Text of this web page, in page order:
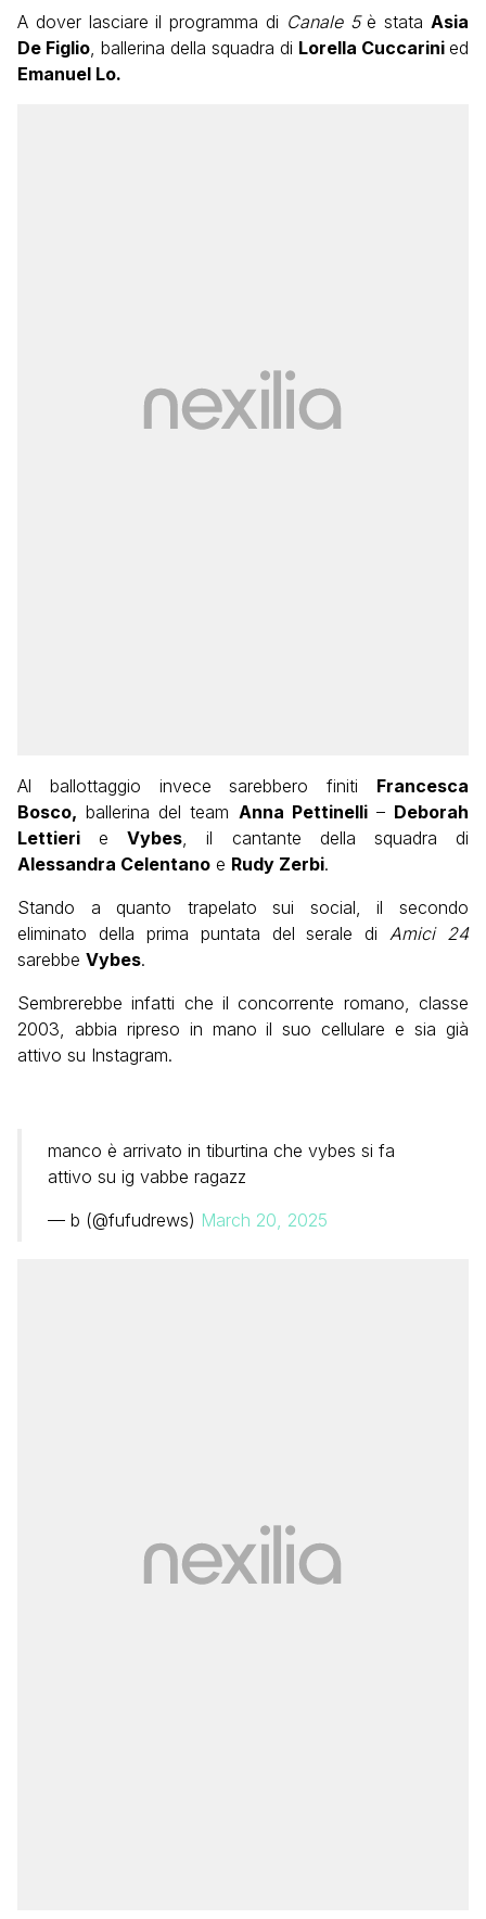
A dover lasciare il programma di Canale 5è stata Asia
De Figlio , ballerina della squadra di Lorella Cuccarini ed
Emanuel Lo.
Al ballottaggio invece sarebbero finiti Francesca
Bosco, ballerina del team Anna Pettinelli– Deborah
Lettieri eVybes , il cantante della squadra di
Alessandra Celentano e Rudy Zerbi.
Stando a quanto trapelato sui social, il secondo
eliminato della prima puntata del serale di Amici 24
sarebbe Vybes.
Sembrerebbe infatti che il concorrente romano, classe
2003, abbia ripreso in mano il suo cellulare e sia già
attivo su Instagram.
manco è arrivato in tiburtina che vybes si fa
attivo su ig vabbe ragazz
— b (@fufudrews) March 20, 2025